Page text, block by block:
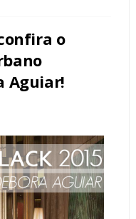
o
Aguiar!